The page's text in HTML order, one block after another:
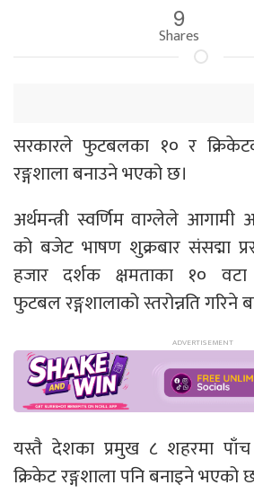
9
Shares
सरकारले फुटबलका १० र
रङ्गशाला बनाउने भएको छ।
अर्थमन्त्री स्वर्णिम वाग्लेले आगामी
को बजेट भाषण शुक्रबार संसद्मा
हजार दर्शक क्षमताका १०
फुटबल रङ्गशालाको स्तरोन्नति गरिने
यस्तै देशका प्रमुख ८ शहरमा पाँच
क्रिकेट रङ्गशाला पनि बनाइने भएको